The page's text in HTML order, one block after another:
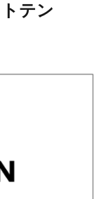
テン